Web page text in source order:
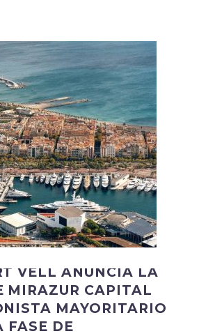
VELL ANUNCIA LA
MIRAZUR CAPITAL
MAYORITARIO
FASE DE